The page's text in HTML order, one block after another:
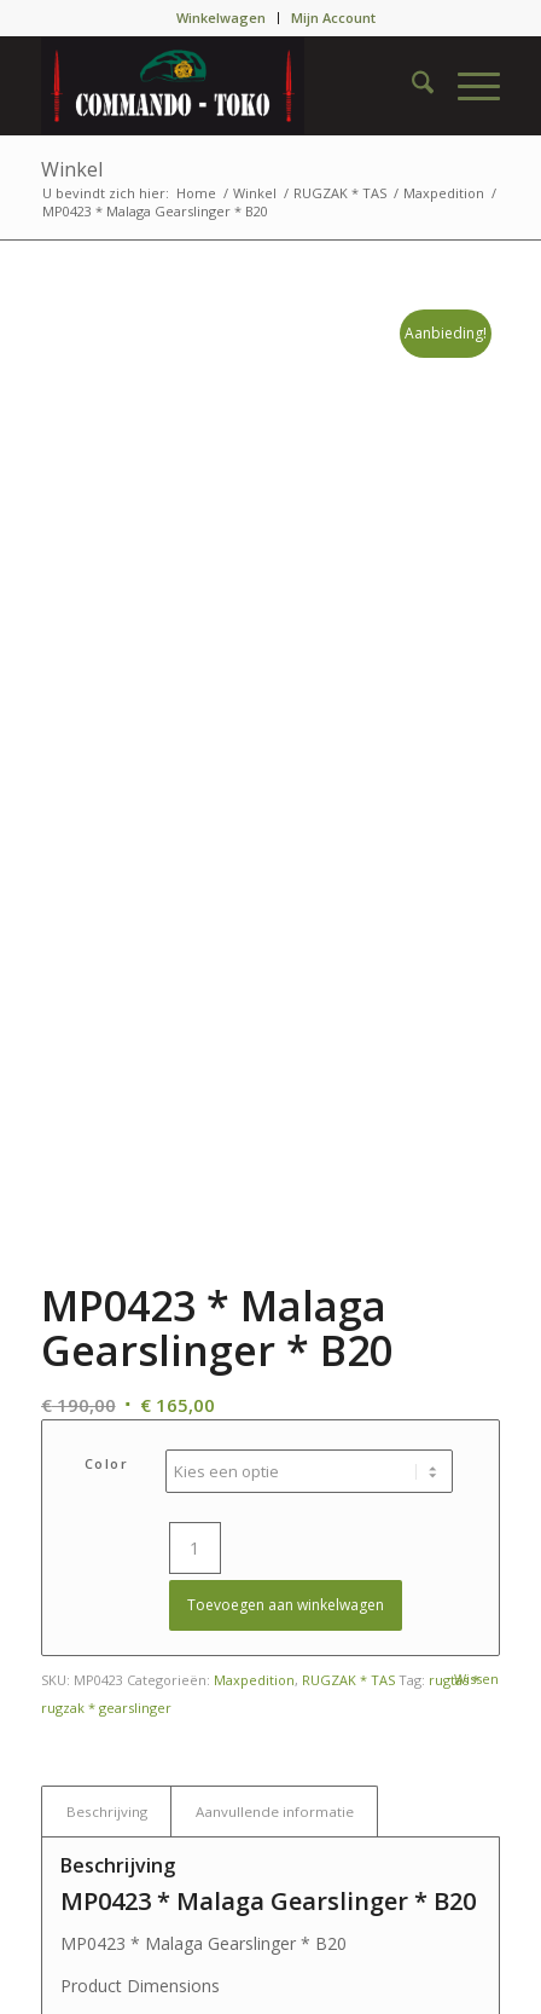
Winkelwagen Mijn Account
Winkel
U bevindt zich hier: Home / Winkel / RUGZAK * TAS / Maxpedition /
MP0423 * Malaga Gearslinger * B20
Aanbieding!
MP0423 * Malaga
Gearslinger * B20
€190,00 Oorspronkelijke
was:
€ 190,00.
€165,00Huidige
€ 165,00.
Color
Wissen
Toevoegen aan winkelwagen
SKU: MP0423 Categorieën: Maxpedition, RUGZAK * TAS Tag: rugtas *
rugzak * gearslinger
Beschrijving Aanvullende informatie
Beschrijving
MP0423 * Malaga Gearslinger * B20
MP0423 * Malaga Gearslinger * B20
Product Dimensions